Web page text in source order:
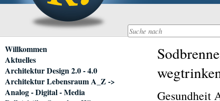
Navigation
überspringen
Willkommen
Aktuelles
Architektur Design 2.0 - 4.0
Architektur Lebensraum A_Z ->
Analog - Digital - Media